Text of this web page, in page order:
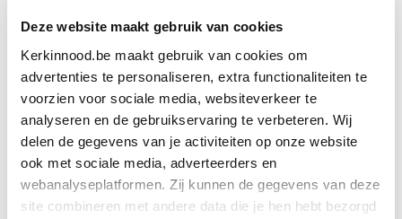
Deze website maakt gebruik van cookies
Kerkinnood.be maakt gebruik van cookies om
advertenties te personaliseren, extra functionaliteiten te
voorzien voor sociale media, websiteverkeer te
analyseren en de gebruikservaring te verbeteren. Wij
delen de gegevens van je activiteiten op onze website
ook met sociale media, adverteerders en
webanalyseplatformen. Zij kunnen de gegevens van deze
site combineren met andere data die je hen hebt bezorgd
Fotokaart paus Leo XIV
Bekijk geschenk